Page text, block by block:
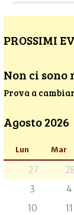
PROSSIMI
Non ci
Prova a
Agosto 2026
Lun Mar
27 28
3
4
10
11